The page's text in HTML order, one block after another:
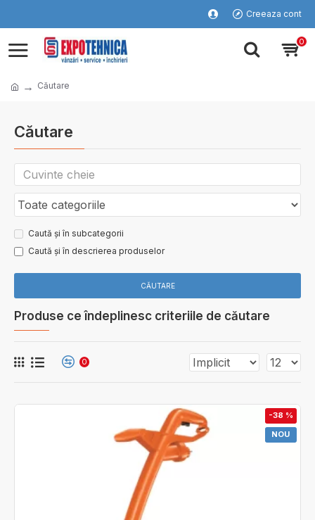
Creeaza cont
0
Căutare
Căutare
Caută și în subcategorii
Caută și în descrierea produselor
CĂUTARE
Produse ce îndeplinesc criteriile de căutare
0
NOU
-38 %